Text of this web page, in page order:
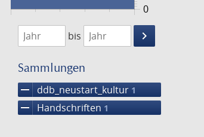
0
1474
1475
bis
keyboard_arrow_right
Suche
Sammlungen
remove ddb_neustart_kultur 1
remove Handschriften 1